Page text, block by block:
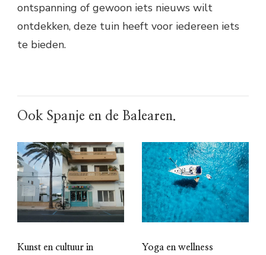
ontspanning of gewoon iets nieuws wilt
ontdekken, deze tuin heeft voor iedereen iets
te bieden.
Ook Spanje en de Balearen.
Kunst en cultuur in
Yoga en wellness